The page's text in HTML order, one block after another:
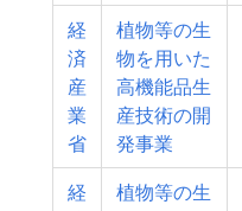
経
済
産
業
省
植物等の生
物を用いた
高機能品生
産技術の開
発事業
経
植物等の生